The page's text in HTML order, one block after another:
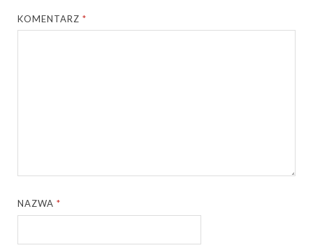
KOMENTARZ*
NAZWA*